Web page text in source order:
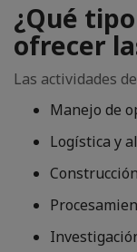
¿Qué
ofrecer
Las actividades
Manejo de
Logística y